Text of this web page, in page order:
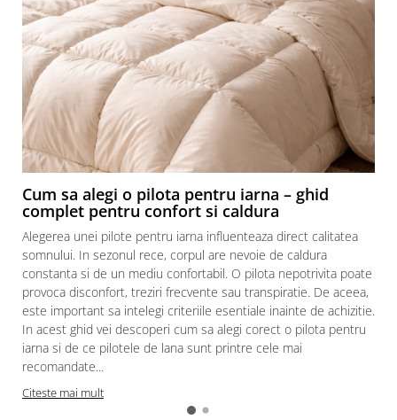
Cum sa alegi o pilota pentru iarna – ghid
complet pentru confort si caldura
Alegerea unei pilote pentru iarna influenteaza direct calitatea
somnului. In sezonul rece, corpul are nevoie de caldura
constanta si de un mediu confortabil. O pilota nepotrivita poate
provoca disconfort, treziri frecvente sau transpiratie. De aceea,
este important sa intelegi criteriile esentiale inainte de achizitie.
In acest ghid vei descoperi cum sa alegi corect o pilota pentru
iarna si de ce pilotele de lana sunt printre cele mai
recomandate...
Citeste mai mult